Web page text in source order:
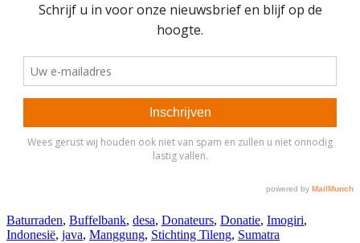
Baturraden, Buffelbank, desa, Donateurs, Donatie, Imogiri,
Indonesië, java, Manggung, Stichting Tileng, Sumatra